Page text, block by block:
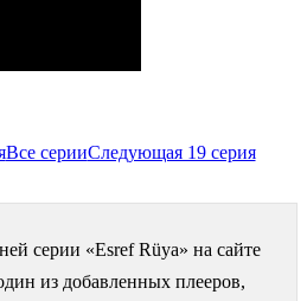
Все серииСледующая 19 серия
серии «Esref Rüya» на сайте
из добавленных плееров,